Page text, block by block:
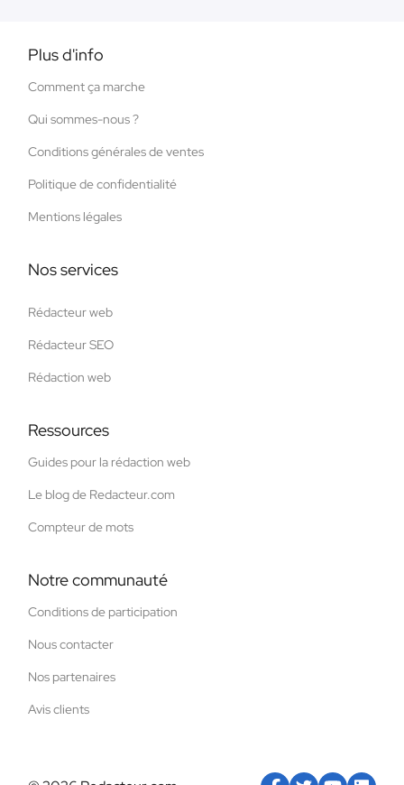
Plus d'info
Comment ça marche
Qui sommes-nous ?
Conditions générales de ventes
Politique de confidentialité
Mentions légales
Nos services
Rédacteur web
Rédacteur SEO
Rédaction web
Ressources
Guides pour la rédaction web
Le blog de Redacteur.com
Compteur de mots
Notre communauté
Conditions de participation
Nous contacter
Nos partenaires
Avis clients